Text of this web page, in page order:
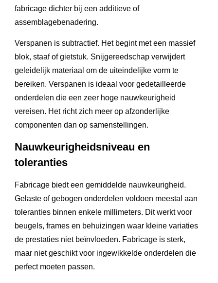
fabricage dichter bij een additieve of
assemblagebenadering.
Verspanen is subtractief. Het begint met een massief
blok, staaf of gietstuk. Snijgereedschap verwijdert
geleidelijk materiaal om de uiteindelijke vorm te
bereiken. Verspanen is ideaal voor gedetailleerde
onderdelen die een zeer hoge nauwkeurigheid
vereisen. Het richt zich meer op afzonderlijke
componenten dan op samenstellingen.
Nauwkeurigheidsniveau en
toleranties
Fabricage biedt een gemiddelde nauwkeurigheid.
Gelaste of gebogen onderdelen voldoen meestal aan
toleranties binnen enkele millimeters. Dit werkt voor
beugels, frames en behuizingen waar kleine variaties
de prestaties niet beïnvloeden. Fabricage is sterk,
maar niet geschikt voor ingewikkelde onderdelen die
perfect moeten passen.